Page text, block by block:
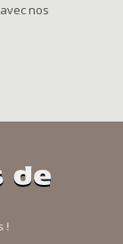
nos
de
!